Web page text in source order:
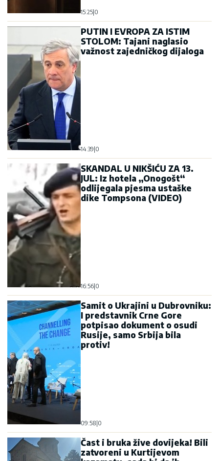
15:25|0
PUTIN I EVROPA ZA ISTIM
STOLOM: Tajani naglasio
važnost zajedničkog dijaloga
14:39|0
SKANDAL U NIKŠIĆU ZA 13.
JUL: Iz hotela „Onogošt“
odlijegala pjesma ustaške
dike Tompsona (VIDEO)
16:56|0
Samit o Ukrajini u Dubrovniku:
I predstavnik Crne Gore
potpisao dokument o osudi
Rusije, samo Srbija bila
protiv!
09:58|0
Čast i bruka žive dovijeka! Bili
zatvoreni u Kurtijevom